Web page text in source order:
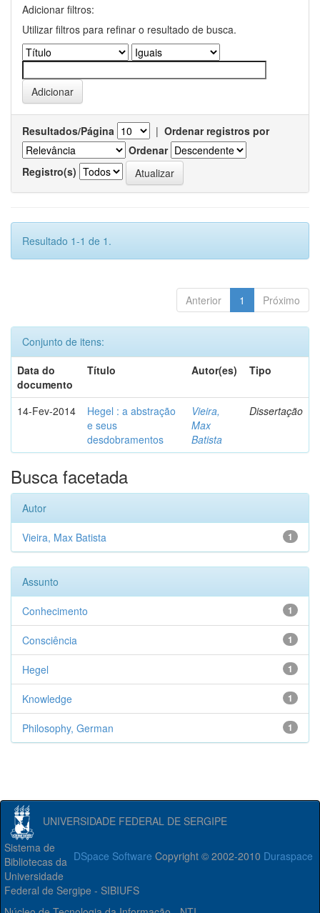
Adicionar filtros:
Utilizar filtros para refinar o resultado de busca.
Resultados/Página | Ordenar registros por
Ordenar
Registro(s)
Resultado 1-1 de 1.
Anterior 1 Próximo
Conjunto de itens:
Data do
documento
Título Autor(es) Tipo
14-Fev-2014
Hegel : a abstração
e seus
desdobramentos
Vieira,
Max
Batista
Dissertação
Busca facetada
Autor
1
Vieira, Max Batista
Assunto
1
Conhecimento
1
Consciência
1
Hegel
1
Knowledge
1
Philosophy, German
UNIVERSIDADE FEDERAL DE SERGIPE
DSpace Software Copyright © 2002-2010 Duraspace
Sistema de
Bibliotecas da
Universidade
Federal de Sergipe - SIBIUFS